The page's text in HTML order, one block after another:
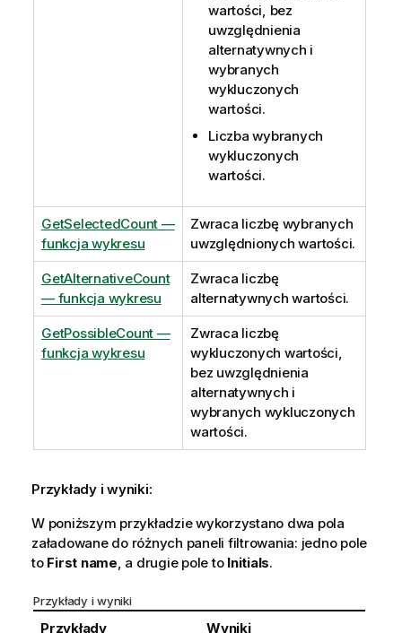
wartości, bez
uwzględnienia
alternatywnych i
wybranych
wykluczonych
wartości.
Liczba wybranych
wykluczonych
wartości.
GetSelectedCount —
funkcja wykresu
Zwraca liczbę wybranych
uwzględnionych wartości.
GetAlternativeCount
— funkcja wykresu
Zwraca liczbę
alternatywnych wartości.
GetPossibleCount —
funkcja wykresu
Zwraca liczbę
wykluczonych wartości,
bez uwzględnienia
alternatywnych i
wybranych wykluczonych
wartości.
Przykłady i wyniki:
W poniższym przykładzie wykorzystano dwa pola
załadowane do różnych paneli filtrowania: jedno pole
to First name , a drugie pole to Initials.
Przykłady i wyniki
Przykłady Wyniki